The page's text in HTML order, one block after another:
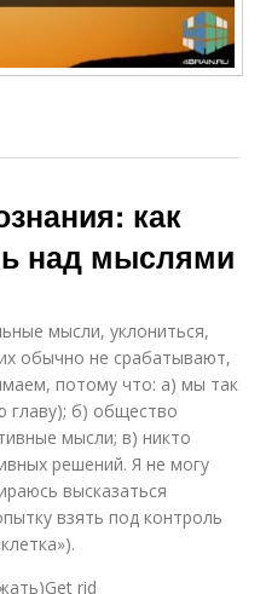
как
над мыслями
мысли, уклониться,
обычно не срабатывают,
потому что: а) мы так
главу); б) общество
мысли; в) никто
решений. Я не могу
высказаться
взять под контроль
rid